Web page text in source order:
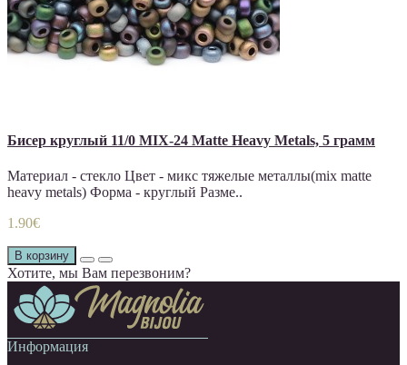
Бисер круглый 11/0 MIX-24 Matte Heavy Metals, 5 грамм
Материал - стекло Цвет - микс тяжелые металлы(mix matte
heavy metals) Форма - круглый Разме..
1.90€
В корзину
Хотите, мы Вам перезвоним?
Информация